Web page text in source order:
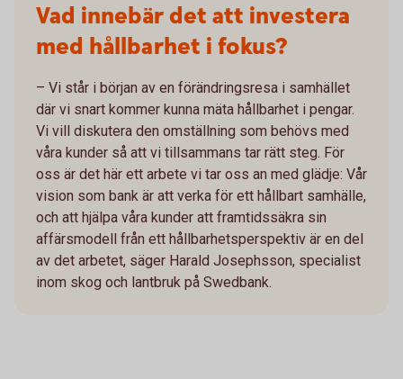
Vad innebär det att investera
med hållbarhet i fokus?
– Vi står i början av en förändringsresa i samhället
där vi snart kommer kunna mäta hållbarhet i pengar.
Vi vill diskutera den omställning som behövs med
våra kunder så att vi tillsammans tar rätt steg. För
oss är det här ett arbete vi tar oss an med glädje: Vår
vision som bank är att verka för ett hållbart samhälle,
och att hjälpa våra kunder att framtidssäkra sin
affärsmodell från ett hållbarhetsperspektiv är en del
av det arbetet, säger Harald Josephsson, specialist
inom skog och lantbruk på Swedbank.